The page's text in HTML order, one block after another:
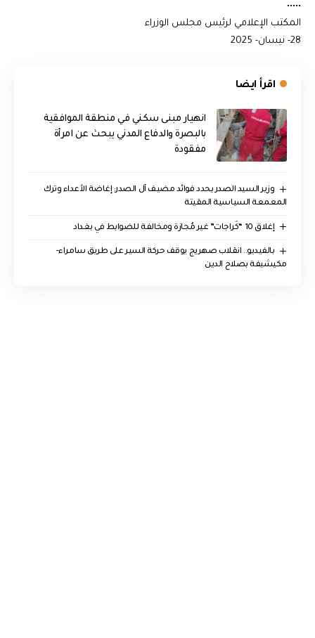
•••••
المكتب الإعلامي لرئيس مجلس الوزراء
28- نيسان- 2025
اقرأ ايضا
انهيار مبنى سكني في منطقة الموافقية
بالبصرة والدفاع المدني يبحث عن امرأة
مفقودة
وزير السيد الصدر يحدد فوائد مضيف آل الصدر: إغاضة الأعداء وترك
المعمعة السياسية المقيتة
إغلاق 10 “كَراجات” غير مُجازة ومخالفة للضوابط في بغداد
بالفيديو.. انقلاب صهريج يوقف حركة السير على طريق سامراء-
مكيشيفة بصلاح الدين